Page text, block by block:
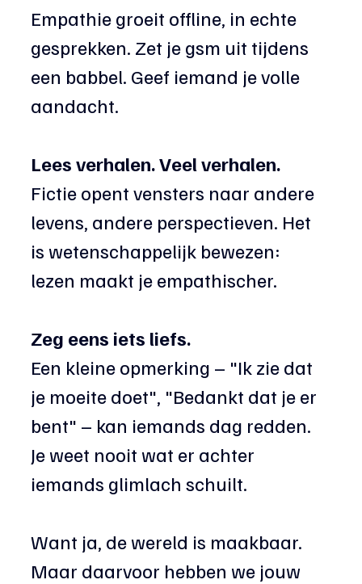
Empathie groeit offline, in echte
gesprekken. Zet je gsm uit tijdens
een babbel. Geef iemand je volle
aandacht.
Lees verhalen. Veel verhalen.
Fictie opent vensters naar andere
levens, andere perspectieven. Het
is wetenschappelijk bewezen:
lezen maakt je empathischer.
Zeg eens iets liefs.
Een kleine opmerking – "Ik zie dat
je moeite doet", "Bedankt dat je er
bent" – kan iemands dag redden.
Je weet nooit wat er achter
iemands glimlach schuilt.
Want ja, de wereld is maakbaar.
Maar daarvoor hebben we jouw